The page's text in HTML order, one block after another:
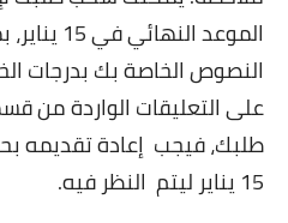
الموعد
النصوص الخاصة بك بدرجات
على التعليقات الواردة من
طلبك، فيجب إعادة تقديمه
15 يناير ليتم النظر فيه.